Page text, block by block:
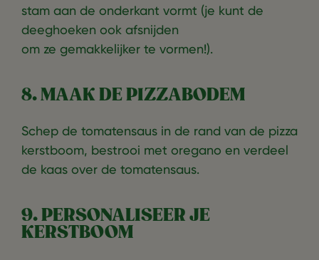
stam aan de onderkant vormt (je kunt de
deeghoeken ook afsnijden
om ze gemakkelijker te vormen!).
8. MAAK DE PIZZABODEM
Schep de tomatensaus in de rand van de pizza
kerstboom, bestrooi met oregano en verdeel
de kaas over de tomatensaus.
9. PERSONALISEER JE
KERSTBOOM